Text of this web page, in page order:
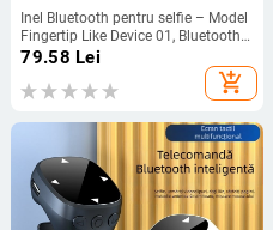
Inel Bluetooth pentru selfie – Model
Fingertip Like Device 01, Bluetooth
4.0, ABS, Nr. articol
79.58 Lei
add_shopping_cart